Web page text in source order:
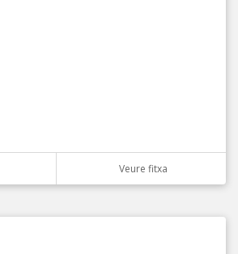
Veure fitxa